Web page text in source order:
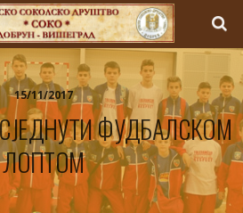
15/11/2017
ФУДБАЛСКОМ
ЛОПТОМ